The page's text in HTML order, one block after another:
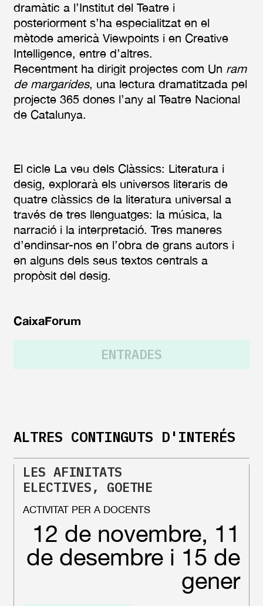
dramàtic a l’Institut del Teatre i
posteriorment s’ha especialitzat en el
mètode americà Viewpoints i en Creative
Intelligence, entre d’altres.
Recentment ha dirigit projectes com Un ram
de margarides, una lectura dramatitzada pel
projecte 365 dones l’any al Teatre Nacional
de Catalunya.
El cicle La veu dels Clàssics: Literatura i
desig, explorarà els universos literaris de
quatre clàssics de la literatura universal a
través de tres llenguatges: la música, la
narració i la interpretació. Tres maneres
d’endinsar-nos en l’obra de grans autors i
en alguns dels seus textos centrals a
propòsit del desig.
CaixaForum
ENTRADES
ALTRES CONTINGUTS D'INTERÉS
LES AFINITATS
ELECTIVES, GOETHE
ACTIVITAT PER A DOCENTS
12 de novembre, 11
de desembre i 15 de
gener